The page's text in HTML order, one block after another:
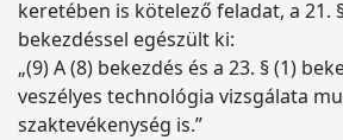
keretében is kötelező feladat, a 21.
bekezdéssel egészült ki:
„(9) A (8) bekezdés és a 23. § (1)
veszélyes technológia vizsgálata
szaktevékenység is.”